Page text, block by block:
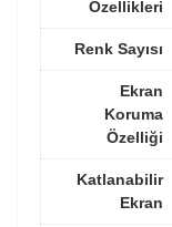
Özellikleri
Renk Sayısı
Ekran
Koruma
Özelliği
Katlanabilir
Ekran